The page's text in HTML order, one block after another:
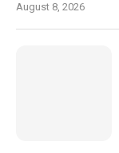
August 8, 2026